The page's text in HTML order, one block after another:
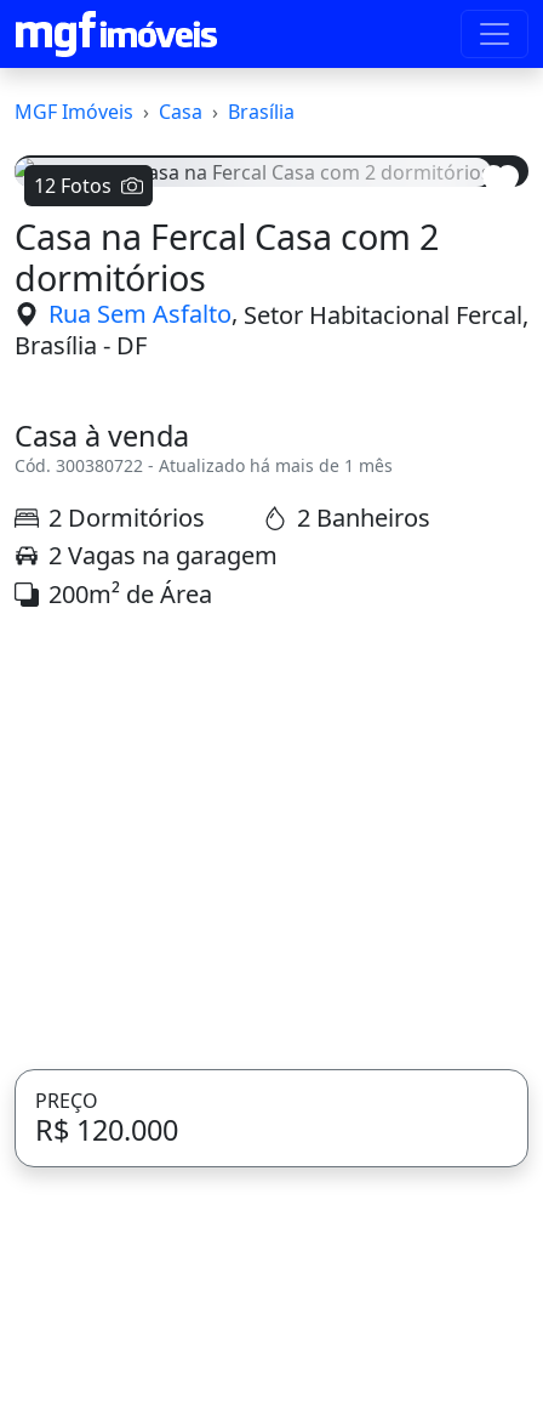
MGF Imóveis Casa Brasília
12 Fotos
Voltar
Casa na Fercal Casa com 2
dormitórios
Rua Sem Asfalto, Setor Habitacional Fercal,
Brasília - DF
Casa à venda
Cód. 300380722 - Atualizado há mais de 1 mês
2 Dormitórios
2 Banheiros
2 Vagas na garagem
200m² de Área
PREÇO
R$ 120.000